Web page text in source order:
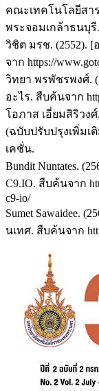
คณะเทคโนโลยีสา
พระจอมเกล้าธนบุรี.
วิชิต มรช. (2552).
จาก https://
วิทยา พรพัชรพงศ์.
อะไร. สืบค้นจาก
โอภาส เอี่ยมสิริวง
(ฉบับปรับปรุงเพิ่มเ
เคชั่น.
Bundit Nuntates.
C9.IO. สืบค้นจาก
c9-io/
Sumet Sawaidee.
นเทศ. สืบค้นจาก